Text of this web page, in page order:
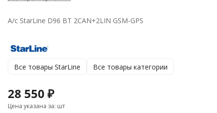
А/с StarLine D96 BT 2CAN+2LIN GSM-GPS
Все товары StarLine Все товары категории
28 550 ₽
Цена указана за: шт